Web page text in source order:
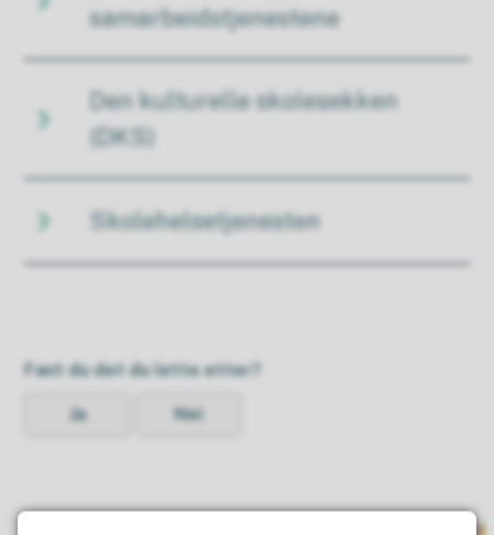
samarbeidstjenestene
Den kulturelle skolesekken
(DKS)
Skolehelsetjenesten
Fant du det du lette etter?
Ja Nei